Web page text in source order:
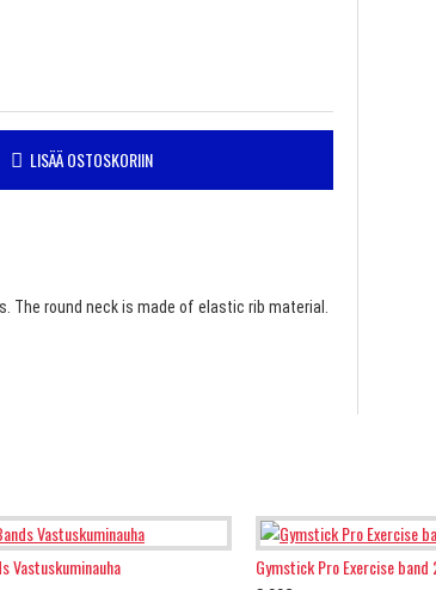
LISÄÄ OSTOSKORIIN
round neck is made of elastic rib material.
Vastuskuminauha
Gymstick Pro Exercise band